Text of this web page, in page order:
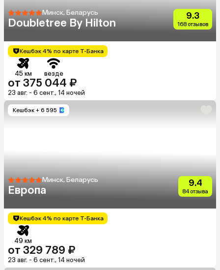
Минск, Беларусь
Doubletree By Hilton
9.3
168 отзывов
Кешбэк 4% по карте Т-Банка
45 км везде
от 375 044 ₽
23 авг. - 6 сент., 14 ночей
Кешбэк + 6 595
Минск, Беларусь
Европа
9.4
84 отзыва
Кешбэк 4% по карте Т-Банка
49 км
от 329 789 ₽
23 авг. - 6 сент., 14 ночей